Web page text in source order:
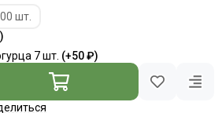
шт.
7 шт. (+50 ₽)